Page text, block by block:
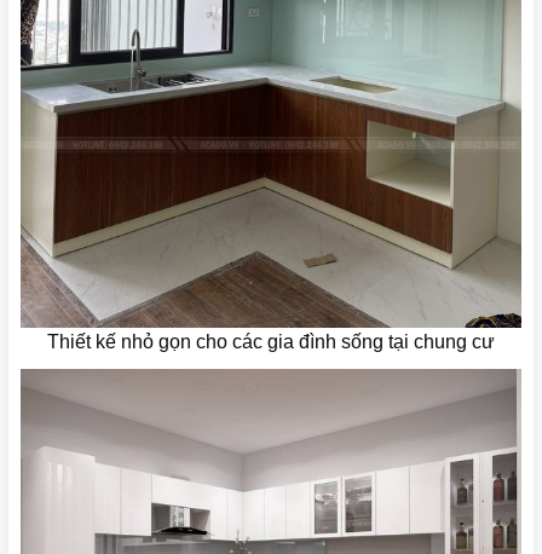
Thiết kế nhỏ gọn cho các gia đình sống tại chung cư